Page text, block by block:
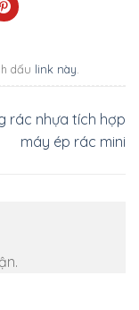
dấu link này.
rác nhựa tích hợp
máy ép rác mini